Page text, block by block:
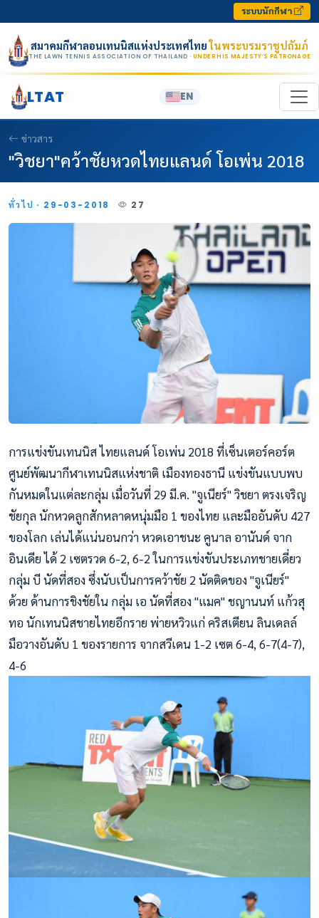
ระบบนักกีฬา
สมาคมกีฬาลอนเทนนิสแห่งประเทศไทยในพระบรมราชูปถัมภ์
THE LAWN TENNIS ASSOCIATION OF THAILAND · UNDER HIS MAJESTY’S PATRONAGE
LTAT EN
ข่าวสาร
"วิชยา"คว้าชัยหวดไทยแลนด์ โอเพ่น 2018
ทั่วไป · 29-03-2018 27
การแข่งขันเทนนิส ไทยแลนด์ โอเพ่น 2018 ที่เซ็นเตอร์คอร์ต
ศูนย์พัฒนากีฬาเทนนิสแห่งชาติ เมืองทองธานี แข่งขันแบบพบ
กันหมดในแต่ละกลุ่ม เมื่อวันที่ 29 มี.ค. "จูเนียร์" วิชยา ตรงเจริญ
ชัยกุล นักหวดลูกสักหลาดหนุ่มมือ 1 ของไทย และมืออันดับ 427
ของโลก เล่นได้แน่นอนกว่า หวดเอาชนะ คูนาล อานันด์ จาก
อินเดีย ได้ 2 เซตรวด 6-2, 6-2 ในการแข่งขันประเภทชายเดี่ยว
กลุ่ม บี นัดที่สอง ซึ่งนับเป็นการคว้าชัย 2 นัดติดของ "จูเนียร์"
ด้วย ด้านการชิงชัยใน กลุ่ม เอ นัดที่สอง "แมค" ชญานนท์ แก้วสุ
ทอ นักเทนนิสชายไทยอีกราย พ่ายหวิวแก่ คริสเตียน ลินเดลล์
มือวางอันดับ 1 ของรายการ จากสวีเดน 1-2 เซต 6-4, 6-7(4-7),
4-6